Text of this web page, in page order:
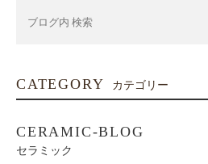
CATEGORY カテゴリー
CERAMIC-BLOG
セラミック